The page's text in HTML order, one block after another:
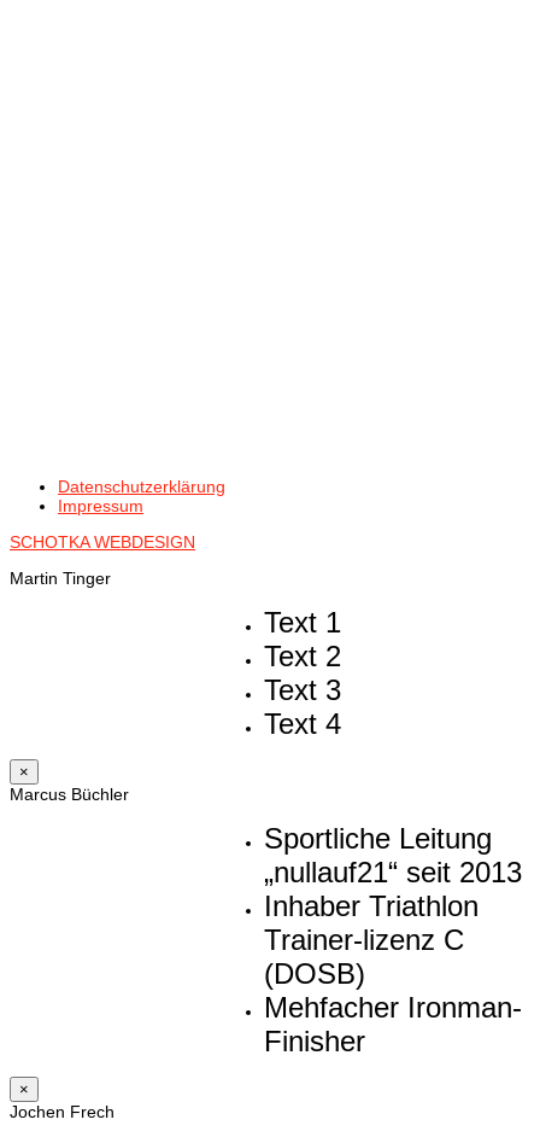
Datenschutzerklärung
Impressum
SCHOTKA WEBDESIGN
Martin Tinger
Text 1
Text 2
Text 3
Text 4
×
Marcus Büchler
Sportliche Leitung
„nullauf21“ seit 2013
Inhaber Triathlon
Trainer-lizenz C
(DOSB)
Mehfacher Ironman-
Finisher
×
Jochen Frech